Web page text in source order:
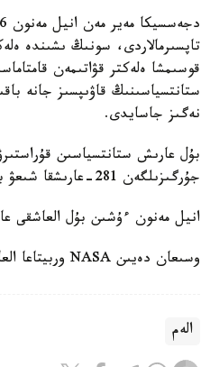
تاپسىرمالاردى، سونىڭ ىشىندە
قوسىمشا ەلەكتر قۋاتىمەن
ستانتسياسىنىڭ قاۋىپسىز جانە
نەگىز جاسايدى.
بۇل عارىش ستانتسياسىن
جۇرگىزىلگەن 281-عارىشقا شىعۋ بولدى.
انيل مەنون ءۇشىن بۇل العاشقى
وسىعان دەيىن NASA وربيتاعا العاشقى روبوتىن ۇشىرعانىن حابارلادىق.
الەم